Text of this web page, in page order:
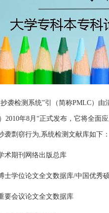
袭检测系统”引（简称PMLC）
2010年8月“正式发布，它将全面
袭剽窃行为,系统检测文献库如下：
术期刊网络出版总库
士学位论文全文数据库/中国优秀
要会议论文全文数据库